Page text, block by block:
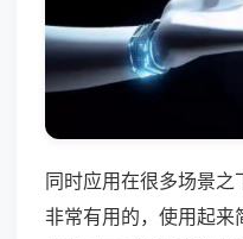
同时应用在很多场景
非常有用的，使用起